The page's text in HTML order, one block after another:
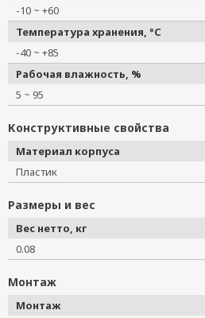
-10 ~ +60
Температура хранения, °C
-40 ~ +85
Рабочая влажность, %
5 ~ 95
Конструктивные свойства
Материал корпуса
Пластик
Размеры и вес
Вес нетто, кг
0.08
Монтаж
Монтаж